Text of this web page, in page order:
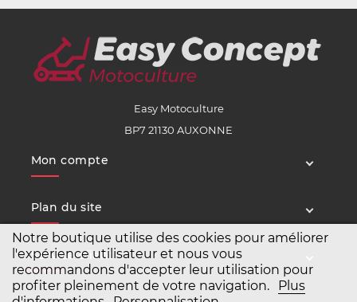
Notre boutique utilise des cookies pour améliorer
l'expérience utilisateur et nous vous
recommandons d'accepter leur utilisation pour
profiter pleinement de votre navigation.
Plus
Easy Motoculture
BP7 21130 AUXONNE
Mon compte
Plan du site
Service client